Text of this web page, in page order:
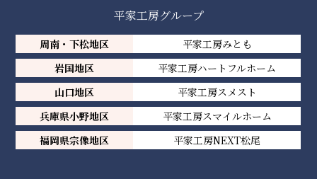
平家工房グループ
周南・下松地区
平家工房みとも
岩国地区
平家工房ハートフルホーム
山口地区
平家工房スメスト
兵庫県小野地区
平家工房スマイルホーム
福岡県宗像地区
平家工房NEXT松尾